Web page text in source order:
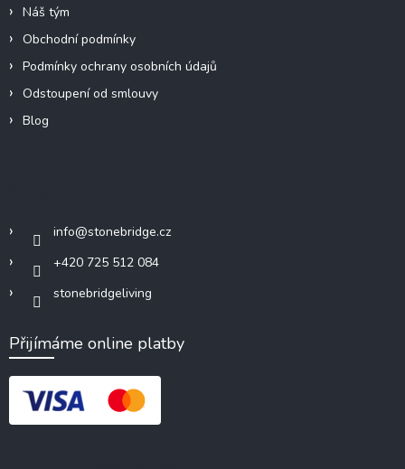
Náš tým
Obchodní podmínky
Podmínky ochrany osobních údajů
Odstoupení od smlouvy
Blog
info@stonebridge.cz
+420 725 512 084
stonebridgeliving
Přijímáme online platby